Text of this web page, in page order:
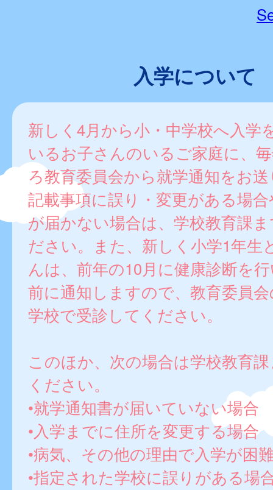
入学について
新しく4月から小・中学校へ入学
いるお子さんのいるご家庭に、
ろ教育委員会から就学通知をお
記載事項に誤り・変更がある場
が届かない場合は、学校教育課
ださい。また、新しく小学1年生
んは、前年の10月に健康診断を
前に通知しますので、教育委員
学校で受診してください。
このほか、次の場合は学校教育
ください。
•就学通知書が届いていない場合
•入学までに住所を変更する場合
•病気、その他の理由で入学が困
•指定された学校に誤りがある場